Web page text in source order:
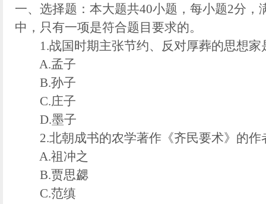
一、选择题：本大题共40小题，每小题2分
中，只有一项是符合题目要求的。
1.战国时期主张节约、反对厚葬的思想
A.孟子
B.孙子
C.庄子
D.墨子
2.北朝成书的农学著作《齐民要术》的
A.祖冲之
B.贾思勰
C.范缜